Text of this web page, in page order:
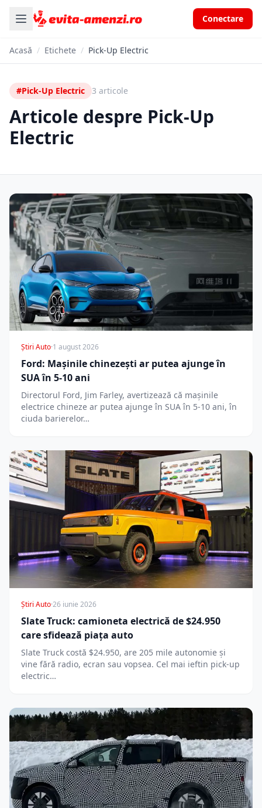
Conectare
Acasă / Etichete / Pick-Up Electric
#Pick-Up Electric 3 articole
Articole despre Pick-Up
Electric
Știri Auto·1 august 2026
Ford: Mașinile chinezești ar putea ajunge în
SUA în 5-10 ani
Directorul Ford, Jim Farley, avertizează că mașinile
electrice chineze ar putea ajunge în SUA în 5-10 ani, în
ciuda barierelor…
Știri Auto·26 iunie 2026
Slate Truck: camioneta electrică de $24.950
care sfidează piața auto
Slate Truck costă $24.950, are 205 mile autonomie și
vine fără radio, ecran sau vopsea. Cel mai ieftin pick-up
electric…